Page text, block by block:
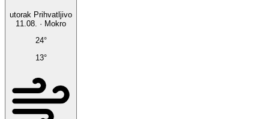
utorak Prihvatljivo
11.08. · Mokro
24°
13°